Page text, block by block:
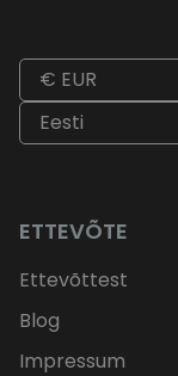
€ EUR
Eesti
ETTEVÕTE
Ettevõttest
Blog
Impressum